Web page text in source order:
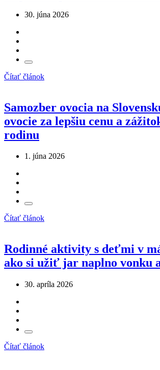
30. júna 2026
Čítať článok
Samozber ovocia na
ovocie za lepšiu cenu a
rodinu
1. júna 2026
Čítať článok
Rodinné aktivity s deťmi v
ako si užiť jar naplno vonku
30. apríla 2026
Čítať článok